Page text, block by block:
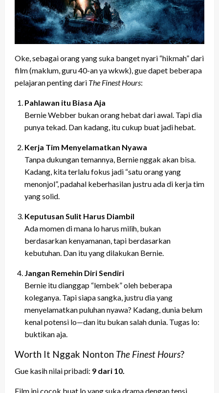
Oke, sebagai orang yang suka banget nyari “hikmah” dari
film (maklum, guru 40-an ya wkwk), gue dapet beberapa
pelajaran penting dari The Finest Hours:
Pahlawan itu Biasa Aja
Bernie Webber bukan orang hebat dari awal. Tapi dia
punya tekad. Dan kadang, itu cukup buat jadi hebat.
Kerja Tim Menyelamatkan Nyawa
Tanpa dukungan temannya, Bernie nggak akan bisa.
Kadang, kita terlalu fokus jadi “satu orang yang
menonjol”, padahal keberhasilan justru ada di kerja tim
yang solid.
Keputusan Sulit Harus Diambil
Ada momen di mana lo harus milih, bukan
berdasarkan kenyamanan, tapi berdasarkan
kebutuhan. Dan itu yang dilakukan Bernie.
Jangan Remehin Diri Sendiri
Bernie itu dianggap “lembek” oleh beberapa
koleganya. Tapi siapa sangka, justru dia yang
menyelamatkan puluhan nyawa? Kadang, dunia belum
kenal potensi lo—dan itu bukan salah dunia. Tugas lo:
buktikan aja.
Worth It Nggak Nonton The Finest Hours?
Gue kasih nilai pribadi: 9 dari 10.
Film ini cocok buat lo yang suka drama dengan tensi